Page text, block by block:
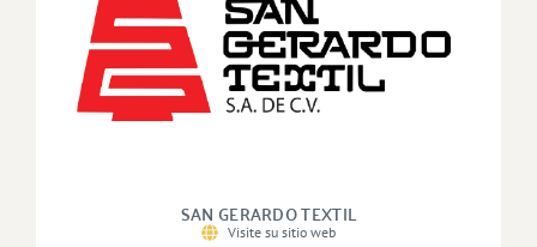
SAN GERARDO TEXTIL
Visite su sitio web